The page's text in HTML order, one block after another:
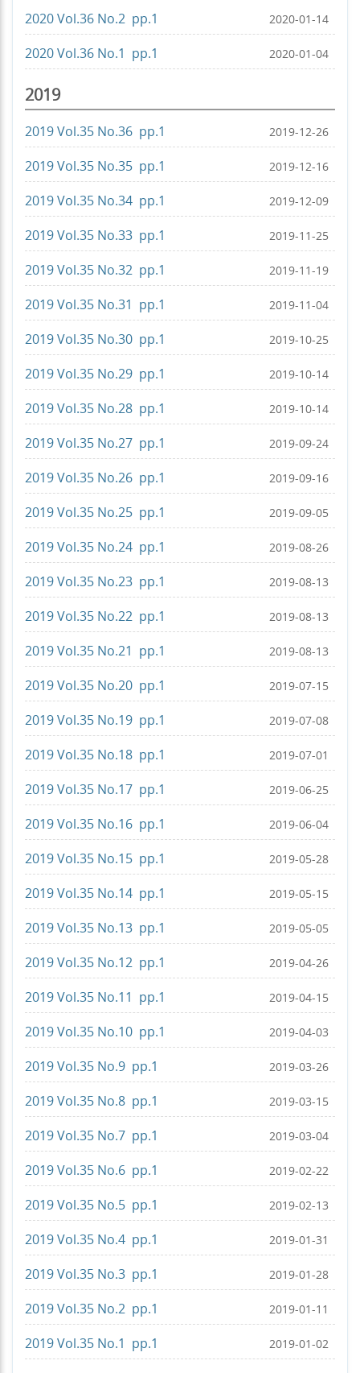
2020 Vol.36 No.2 pp.1 2020-01-14
2020 Vol.36 No.1 pp.1 2020-01-04
2019
2019 Vol.35 No.36 pp.1 2019-12-26
2019 Vol.35 No.35 pp.1 2019-12-16
2019 Vol.35 No.34 pp.1 2019-12-09
2019 Vol.35 No.33 pp.1 2019-11-25
2019 Vol.35 No.32 pp.1 2019-11-19
2019 Vol.35 No.31 pp.1 2019-11-04
2019 Vol.35 No.30 pp.1 2019-10-25
2019 Vol.35 No.29 pp.1 2019-10-14
2019 Vol.35 No.28 pp.1 2019-10-14
2019 Vol.35 No.27 pp.1 2019-09-24
2019 Vol.35 No.26 pp.1 2019-09-16
2019 Vol.35 No.25 pp.1 2019-09-05
2019 Vol.35 No.24 pp.1 2019-08-26
2019 Vol.35 No.23 pp.1 2019-08-13
2019 Vol.35 No.22 pp.1 2019-08-13
2019 Vol.35 No.21 pp.1 2019-08-13
2019 Vol.35 No.20 pp.1 2019-07-15
2019 Vol.35 No.19 pp.1 2019-07-08
2019 Vol.35 No.18 pp.1 2019-07-01
2019 Vol.35 No.17 pp.1 2019-06-25
2019 Vol.35 No.16 pp.1 2019-06-04
2019 Vol.35 No.15 pp.1 2019-05-28
2019 Vol.35 No.14 pp.1 2019-05-15
2019 Vol.35 No.13 pp.1 2019-05-05
2019 Vol.35 No.12 pp.1 2019-04-26
2019 Vol.35 No.11 pp.1 2019-04-15
2019 Vol.35 No.10 pp.1 2019-04-03
2019 Vol.35 No.9 pp.1 2019-03-26
2019 Vol.35 No.8 pp.1 2019-03-15
2019 Vol.35 No.7 pp.1 2019-03-04
2019 Vol.35 No.6 pp.1 2019-02-22
2019 Vol.35 No.5 pp.1 2019-02-13
2019 Vol.35 No.4 pp.1 2019-01-31
2019 Vol.35 No.3 pp.1 2019-01-28
2019 Vol.35 No.2 pp.1 2019-01-11
2019 Vol.35 No.1 pp.1 2019-01-02